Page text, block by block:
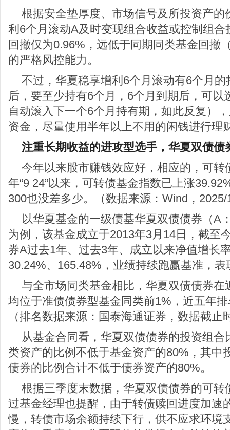
根据安全垫厚度、市场信号及所投资产
利6个月滚动A及时变现组合收益或控制组
回撤仅为0.96%，远低于同期同类基金回撤
的严格风控能力。
不过，华夏稳享增利6个月滚动有6个月
后，要至少持有6个月，6个月到期后，可以
自动滚入下一个6个月持有期，如此反复）
资金，尽量使用半年以上不用的闲钱进行理
注重长期收益的进攻型选手，华夏双债债
今年以来股市赚钱效应好，相应的，可
年“9 24”以来，可转债基金指数已上涨
300也没差多少。（数据来源：Wind，2025/
以华夏基金的一级债基华夏双债债券（A
为例，该基金成立于2013年3月14日，截至
券A过去1年、过去3年、成立以来净值增长
30.24%、165.48%，业绩持续跑赢基准，表
与全市场同类基金相比，华夏双债债券在
均位于准债债券型基金同类前1%，近五年
（排名数据来源：国泰海通证券，数据截止
从基金合同看，华夏双债债券的投资组
类资产的比例不低于基金资产的80%，其中
债券的比例合计不低于债券资产的80%。
根据三季度末数据，华夏双债债券的可转
过基金经理也提醒，由于转债赎回进度加速
慢，转债市场余额持续下行，供不应求环境